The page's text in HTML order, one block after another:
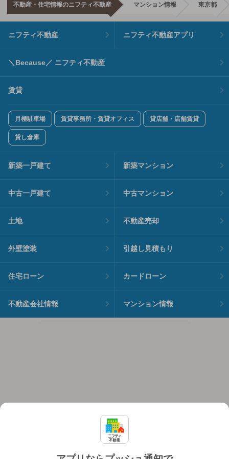
不動産・住宅情報のニフティ不動産 マンション情報 東京都
ニフティ不動産 ニフティ不動産アプリ
＼Because／ ニフティ不動産
賃貸
月極駐車場 賃貸事務所・賃貸オフィス 貸店舗・店舗賃貸
貸し倉庫
新築一戸建て 新築マンション
中古一戸建て 中古マンション
土地 不動産売却
外壁塗装 引越し見積もり
住宅ローン カードローン
不動産会社情報 マンション情報